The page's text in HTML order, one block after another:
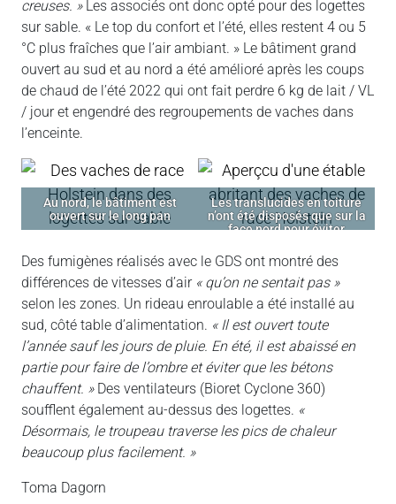
creuses. »Les associés ont donc opté pour des logettes
sur sable. « Le top du confort et l’été, elles restent 4 ou 5
°C plus fraîches que l’air ambiant. » Le bâtiment grand
ouvert au sud et au nord a été amélioré après les coups
de chaud de l’été 2022 qui ont fait perdre 6 kg de lait / VL
/ jour et engendré des regroupements de vaches dans
l’enceinte.
Au nord, le bâtiment est
ouvert sur le long pan
Les translucides en toiture
n’ont été disposés que sur la
face nord pour éviter
les animaux et les
matériaux.
Des fumigènes réalisés avec le GDS ont montré des
différences de vitesses d’air « qu’on ne sentait pas »
selon les zones. Un rideau enroulable a été installé au
sud, côté table d’alimentation. « Il est ouvert toute
l’année sauf les jours de pluie. En été, il est abaissé en
partie pour faire de l’ombre et éviter que les bétons
chauffent. » Des ventilateurs (Bioret Cyclone 360)
soufflent également au-dessus des logettes. «
Désormais, le troupeau traverse les pics de chaleur
beaucoup plus facilement. »
Toma Dagorn